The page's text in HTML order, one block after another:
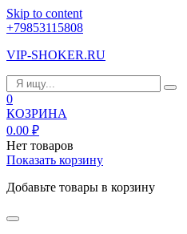
Skip to content
+79853115808
VIP-SHOKER.RU
0
КОЗРИНА
0.00 ₽
Нет товаров
Показать корзину
Добавьте товары в корзину